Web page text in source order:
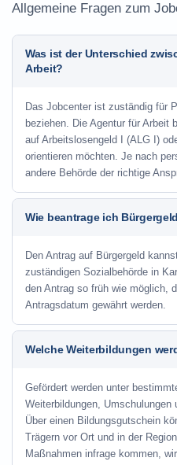
Allgemeine Fragen zum
Was ist der Unterschied
Arbeit?
Das Jobcenter ist zuständig für
beziehen. Die Agentur für Arbeit
auf Arbeitslosengeld I (ALG I)
orientieren möchten. Je nach
andere Behörde der richtige
Wie beantrage ich
Den Antrag auf Bürgergeld
zuständigen Sozialbehörde in
den Antrag so früh wie möglich,
Antragsdatum gewährt werden.
Welche Weiterbildungen
Gefördert werden unter
Weiterbildungen,
Über einen Bildungsgutschein
Trägern vor Ort und in der
Maßnahmen infrage kommen,